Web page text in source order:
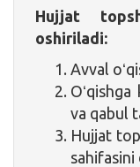
Hujjat
oshiriladi:
Avval
va qabul
Hujjat
sahifasini